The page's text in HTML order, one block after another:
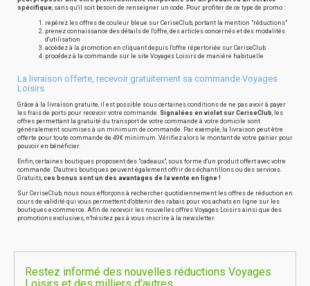
spécifique, sans qu'il soit besoin de renseigner un code. Pour profiter de ce type de promo :
repérez les offres de couleur bleue sur CeriseClub, portant la mention "réductions"
prenez connaissance des détails de l'offre, des articles concernés et des modalités
d'utilisation
accédez à la promotion en cliquant depuis l'offre répertoriée sur CeriseClub
procédez à la commande sur le site Voyages Loisirs de manière habituelle
La livraison offerte, recevoir gratuitement sa commande Voyages
Loisirs
Grâce à la livraison gratuite, il est possible sous certaines conditions de ne pas avoir à payer
les frais de ports pour recevoir votre commande. Signalées en violet sur CeriseClub, les
offres permettant la gratuité du transport de votre commande à votre domicile sont
généralement soumises à un minimum de commande. Par exemple, la livraison peut être
offerte pour toute commande de 49€ minimum. Vérifiez alors le montant de votre panier pour
pouvoir en bénéficier.
Enfin, certaines boutiques proposent des "cadeaux", sous forme d'un produit offert avec votre
commande. D'autres boutiques peuvent également offrir des échantillons ou des services.
Gratuits, ces bonus sont un des avantages de la vente en ligne !
Sur CeriseClub, nous nous efforçons à rechercher quotidiennement les offres de réduction en
cours de validité qui vous permettent d'obtenir des rabais pour vos achats en ligne sur les
boutiques e-commerce. Afin de recevoir les nouvelles offres Voyages Loisirs ainsi que des
promotions exclusives, n'hésitez pas à vous inscrire à la newsletter.
Restez informé des nouvelles réductions Voyages